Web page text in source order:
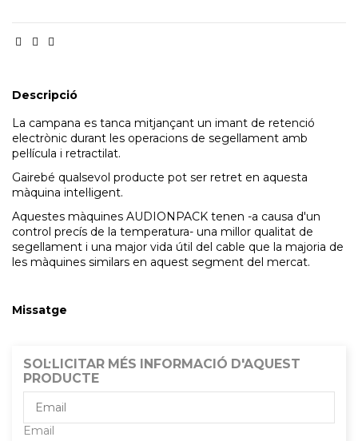
Descripció
La campana es tanca mitjançant un imant de retenció
electrònic durant les operacions de segellament amb
pel·lícula i retractilat.
Gairebé qualsevol producte pot ser retret en aquesta
màquina intel·ligent.
Aquestes màquines AUDIONPACK tenen -a causa d'un
control precís de la temperatura- una millor qualitat de
segellament i una major vida útil del cable que la majoria de
les màquines similars en aquest segment del mercat.
Missatge
SOL·LICITAR MÉS INFORMACIÓ D'AQUEST
PRODUCTE
Email